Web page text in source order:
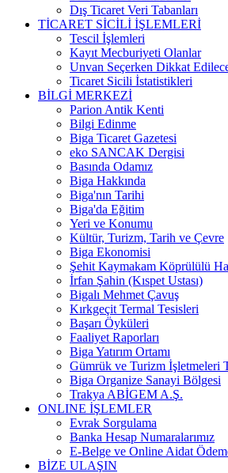
Dış Ticaret Veri Tabanları
TİCARET SİCİLİ İŞLEMLERİ
Tescil İşlemleri
Kayıt Mecburiyeti Olanlar
Unvan Seçerken Dikkat
Ticaret Sicili İstatistikleri
BİLGİ MERKEZİ
Parion Antik Kenti
Bilgi Edinme
Biga Ticaret Gazetesi
eko SANCAK Dergisi
Basında Odamız
Biga Hakkında
Biga'nın Tarihi
Biga'da Eğitim
Yeri ve Konumu
Kültür, Turizm, Tarih ve Çevre
Biga Ekonomisi
Şehit Kaymakam Köprülülü
İrfan Şahin (Kıspet Ustası)
Bigalı Mehmet Çavuş
Kırkgeçit Termal Tesisleri
Başarı Öyküleri
Faaliyet Raporları
Biga Yatırım Ortamı
Gümrük ve Turizm İşletmeleri
Biga Organize Sanayi Bölgesi
Trakya ABİGEM A.Ş.
ONLINE İŞLEMLER
Evrak Sorgulama
Banka Hesap Numaralarımız
E-Belge ve Online Aidat
BİZE ULAŞIN